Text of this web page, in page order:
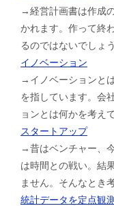
→経営計画書は作成
かれます。作って終
るのではないでしょ
イノベーション
→イノベーションと
を指しています。会
ョンとは何かを考え
スタートアップ
→昔はベンチャー、
は時間との戦い。結
ません。そんなとき
統計データを定点観